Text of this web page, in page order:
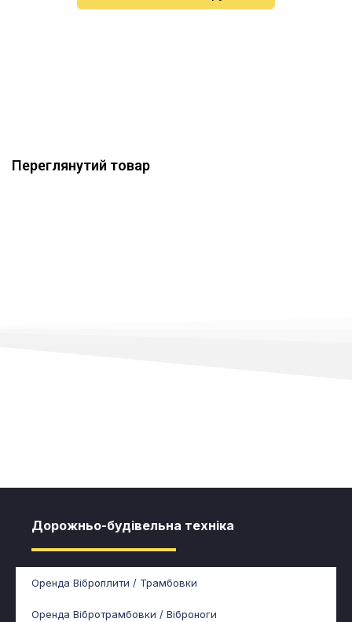
Переглянутий товар
Дорожньо-будівельна техніка
Оренда Віброплити / Трамбовки
Оренда Вібротрамбовки / Віброноги